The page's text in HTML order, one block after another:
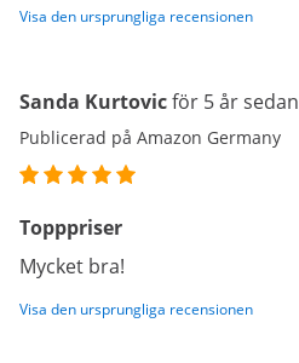
Visa den ursprungliga recensionen
Sanda Kurtovicför 5 år sedan
Publicerad på Amazon Germany
Topppriser
Mycket bra!
Visa den ursprungliga recensionen